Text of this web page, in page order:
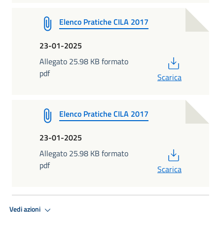
Elenco Pratiche CILA 2017
23-01-2025
Allegato 25.98 KB formato
pdf
Scarica
Elenco Pratiche CILA 2017
23-01-2025
Allegato 25.98 KB formato
pdf
Scarica
Vedi azioni